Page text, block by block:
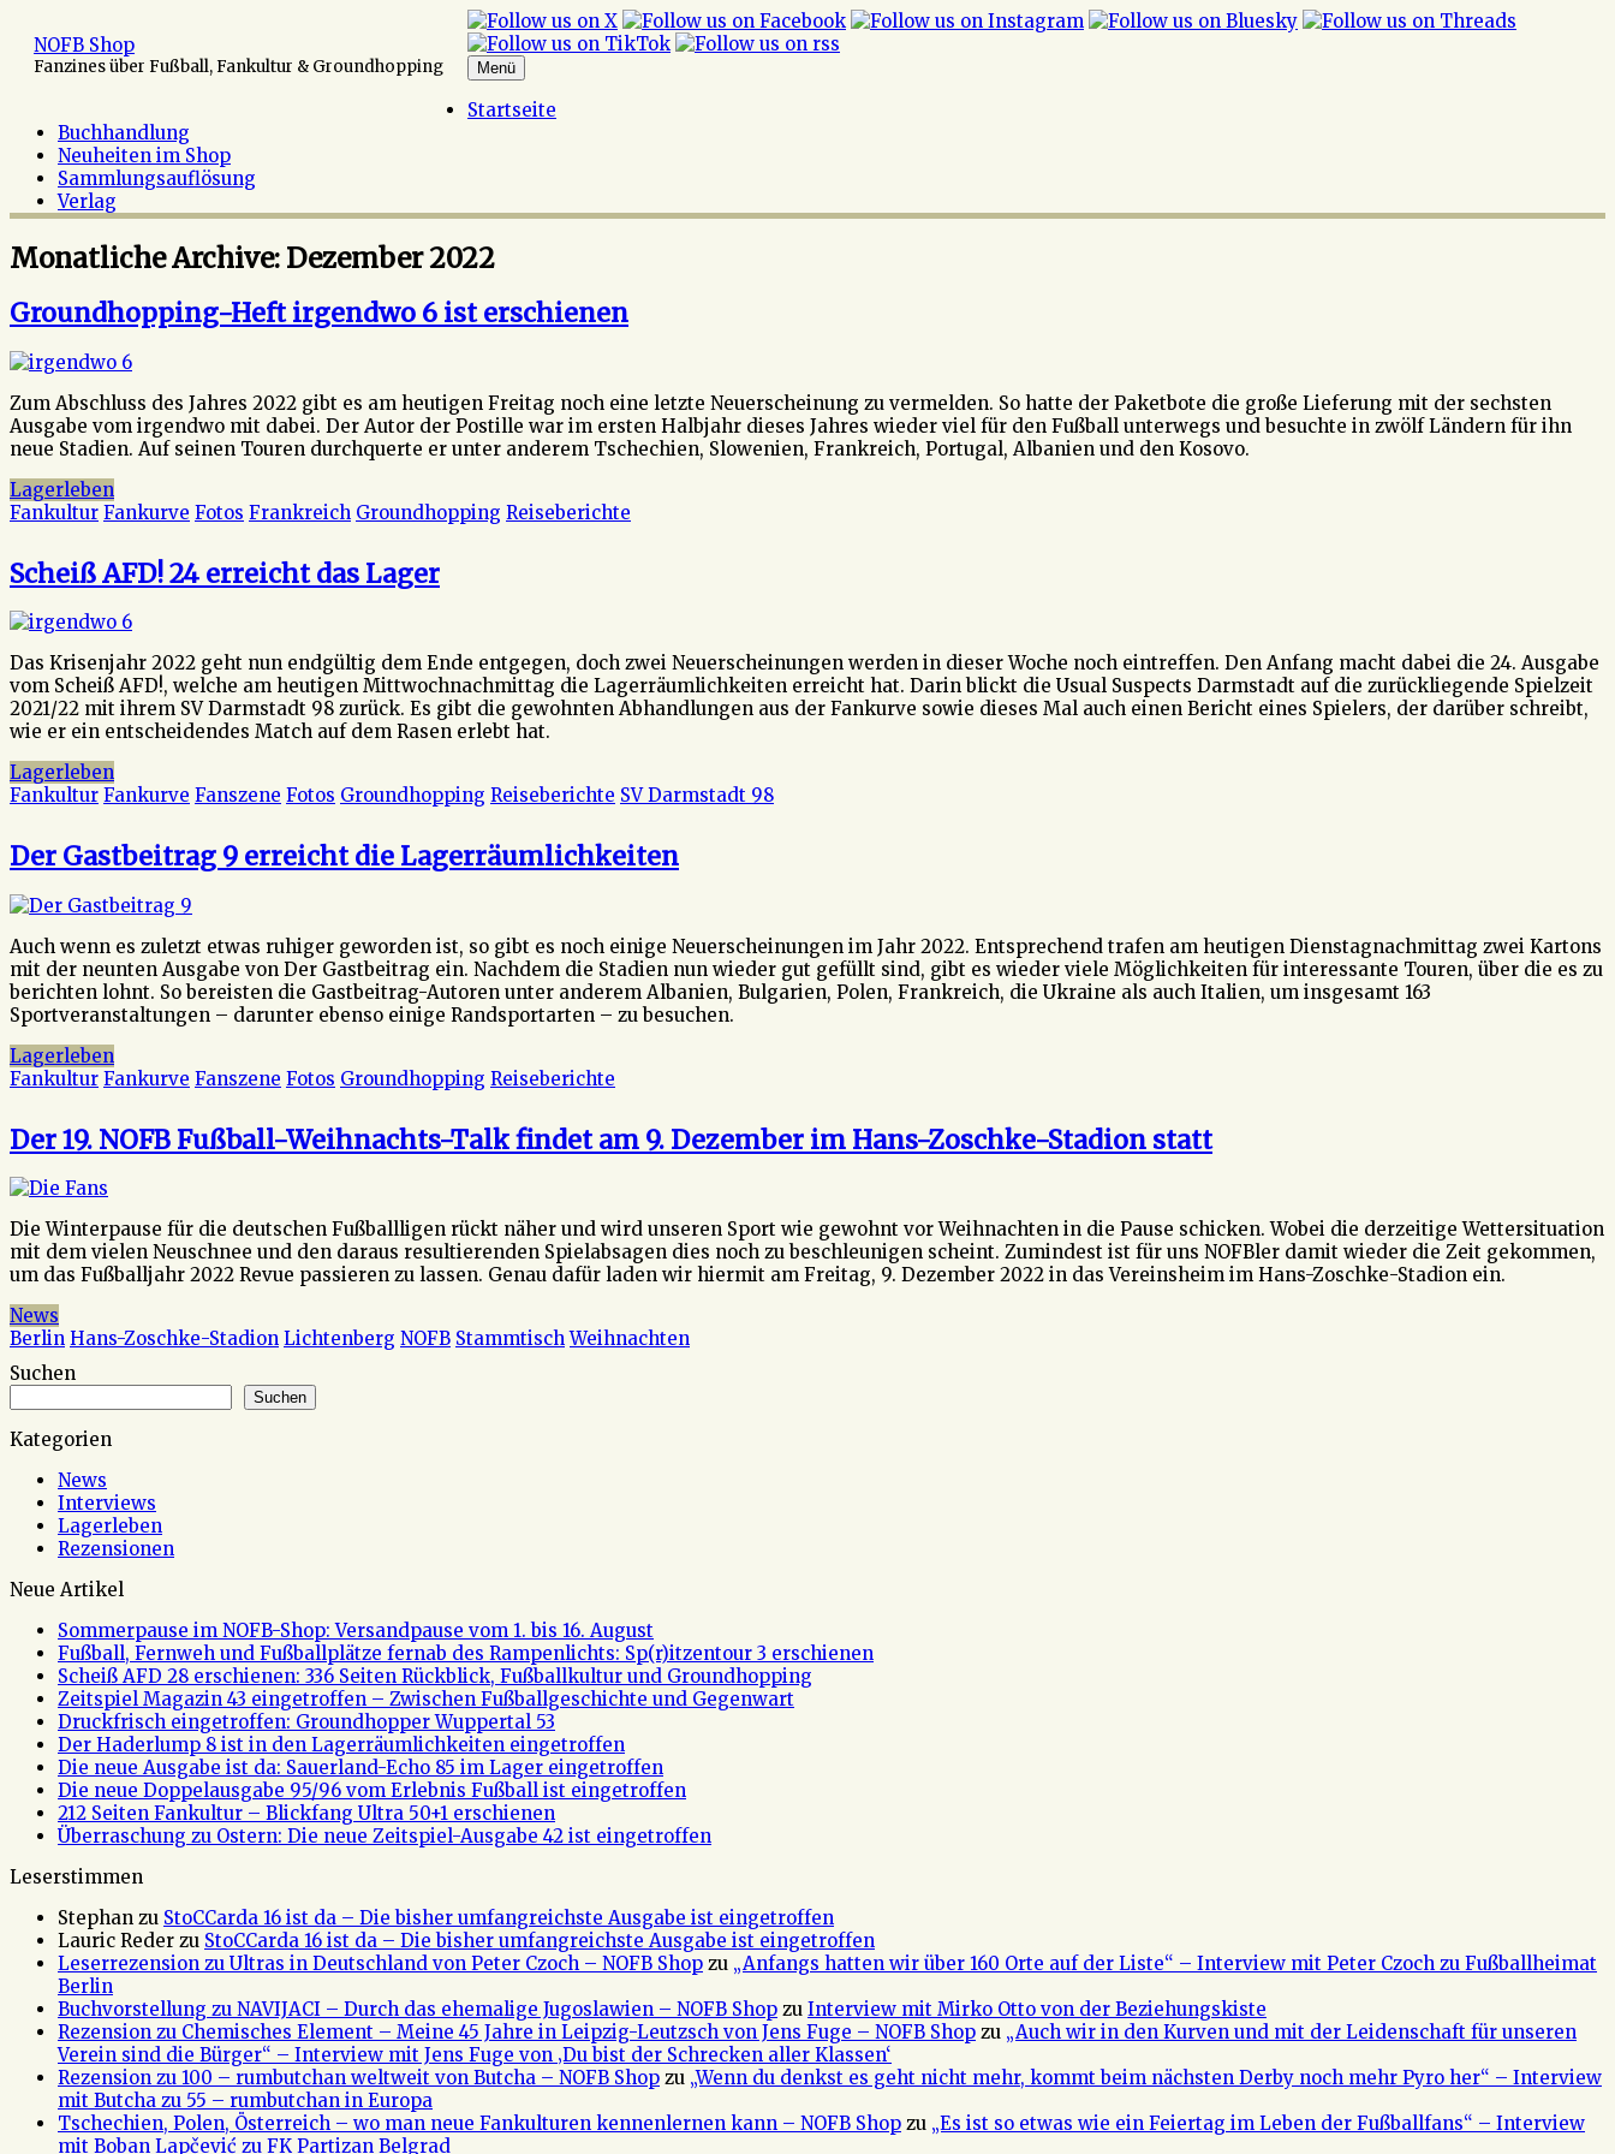
Inhalt
springen
NOFB Shop
Fanzines über Fußball, Fankultur & Groundhopping Menü
Startseite
Buchhandlung
Neuheiten im Shop
Sammlungsauflösung
Verlag
Monatliche Archive: Dezember 2022
Groundhopping-Heft irgendwo 6 ist erschienen
Zum Abschluss des Jahres 2022 gibt es am heutigen Freitag noch eine letzte Neuerscheinung zu vermelden. So hatte der Paketbote die große Lieferung mit der sechsten
Ausgabe vom irgendwo mit dabei. Der Autor der Postille war im ersten Halbjahr dieses Jahres wieder viel für den Fußball unterwegs und besuchte in zwölf Ländern für ihn
neue Stadien. Auf seinen Touren durchquerte er unter anderem Tschechien, Slowenien, Frankreich, Portugal, Albanien und den Kosovo.
Lagerleben
Fankultur Fankurve Fotos Frankreich Groundhopping Reiseberichte
Scheiß AFD! 24 erreicht das Lager
Das Krisenjahr 2022 geht nun endgültig dem Ende entgegen, doch zwei Neuerscheinungen werden in dieser Woche noch eintreffen. Den Anfang macht dabei die 24. Ausgabe
vom Scheiß AFD!, welche am heutigen Mittwochnachmittag die Lagerräumlichkeiten erreicht hat. Darin blickt die Usual Suspects Darmstadt auf die zurückliegende Spielzeit
2021/22 mit ihrem SV Darmstadt 98 zurück. Es gibt die gewohnten Abhandlungen aus der Fankurve sowie dieses Mal auch einen Bericht eines Spielers, der darüber schreibt,
wie er ein entscheidendes Match auf dem Rasen erlebt hat.
Lagerleben
Fankultur Fankurve Fanszene Fotos Groundhopping Reiseberichte SV Darmstadt 98
Der Gastbeitrag 9 erreicht die Lagerräumlichkeiten
Auch wenn es zuletzt etwas ruhiger geworden ist, so gibt es noch einige Neuerscheinungen im Jahr 2022. Entsprechend trafen am heutigen Dienstagnachmittag zwei Kartons
mit der neunten Ausgabe von Der Gastbeitrag ein. Nachdem die Stadien nun wieder gut gefüllt sind, gibt es wieder viele Möglichkeiten für interessante Touren, über die es zu
berichten lohnt. So bereisten die Gastbeitrag-Autoren unter anderem Albanien, Bulgarien, Polen, Frankreich, die Ukraine als auch Italien, um insgesamt 163
Sportveranstaltungen – darunter ebenso einige Randsportarten – zu besuchen.
Lagerleben
Fankultur Fankurve Fanszene Fotos Groundhopping Reiseberichte
Der 19. NOFB Fußball-Weihnachts-Talk findet am 9. Dezember im Hans-Zoschke-Stadion statt
Die Winterpause für die deutschen Fußballligen rückt näher und wird unseren Sport wie gewohnt vor Weihnachten in die Pause schicken. Wobei die derzeitige Wettersituation
mit dem vielen Neuschnee und den daraus resultierenden Spielabsagen dies noch zu beschleunigen scheint. Zumindest ist für uns NOFBler damit wieder die Zeit gekommen,
um das Fußballjahr 2022 Revue passieren zu lassen. Genau dafür laden wir hiermit am Freitag, 9. Dezember 2022 in das Vereinsheim im Hans-Zoschke-Stadion ein.
News
Berlin Hans-Zoschke-Stadion Lichtenberg NOFB Stammtisch Weihnachten
Suchen
Suchen
Kategorien
News
Interviews
Lagerleben
Rezensionen
Neue Artikel
Sommerpause im NOFB-Shop: Versandpause vom 1. bis 16. August
Fußball, Fernweh und Fußballplätze fernab des Rampenlichts: Sp(r)itzentour 3 erschienen
Scheiß AFD 28 erschienen: 336 Seiten Rückblick, Fußballkultur und Groundhopping
Zeitspiel Magazin 43 eingetroffen – Zwischen Fußballgeschichte und Gegenwart
Druckfrisch eingetroffen: Groundhopper Wuppertal 53
Der Haderlump 8 ist in den Lagerräumlichkeiten eingetroffen
Die neue Ausgabe ist da: Sauerland-Echo 85 im Lager eingetroffen
Die neue Doppelausgabe 95/96 vom Erlebnis Fußball ist eingetroffen
212 Seiten Fankultur – Blickfang Ultra 50+1 erschienen
Überraschung zu Ostern: Die neue Zeitspiel-Ausgabe 42 ist eingetroffen
Leserstimmen
Stephan zu StoCCarda 16 ist da – Die bisher umfangreichste Ausgabe ist eingetroffen
Lauric Reder zu StoCCarda 16 ist da – Die bisher umfangreichste Ausgabe ist eingetroffen
Leserrezension zu Ultras in Deutschland von Peter Czoch – NOFB Shop zu „Anfangs hatten wir über 160 Orte auf der Liste“ – Interview mit Peter Czoch zu Fußballheimat
Berlin
Buchvorstellung zu NAVIJACI – Durch das ehemalige Jugoslawien – NOFB Shop zu Interview mit Mirko Otto von der Beziehungskiste
Rezension zu Chemisches Element – Meine 45 Jahre in Leipzig-Leutzsch von Jens Fuge – NOFB Shop zu „Auch wir in den Kurven und mit der Leidenschaft für unseren
Verein sind die Bürger“ – Interview mit Jens Fuge von ‚Du bist der Schrecken aller Klassen‘
Rezension zu 100 – rumbutchan weltweit von Butcha – NOFB Shop zu „Wenn du denkst es geht nicht mehr, kommt beim nächsten Derby noch mehr Pyro her“ – Interview
mit Butcha zu 55 – rumbutchan in Europa
Tschechien, Polen, Österreich – wo man neue Fankulturen kennenlernen kann – NOFB Shop zu „Es ist so etwas wie ein Feiertag im Leben der Fußballfans“ – Interview
mit Boban Lapčević zu FK Partizan Belgrad